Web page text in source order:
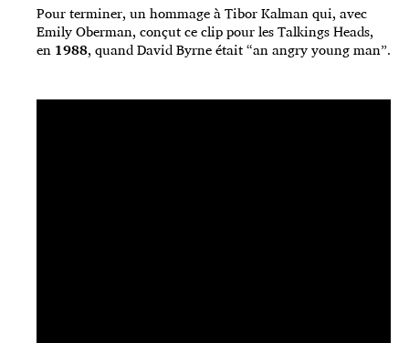
Pour terminer, un hommage à Tibor Kalman qui, avec
Emily Oberman, conçut ce clip pour les Talkings Heads,
en 1988, quand David Byrne était “an angry young man”.